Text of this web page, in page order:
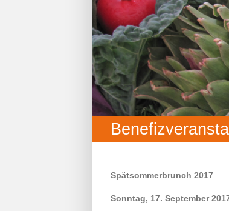
Spätsommerbrunch 2017
Sonntag, 17. September